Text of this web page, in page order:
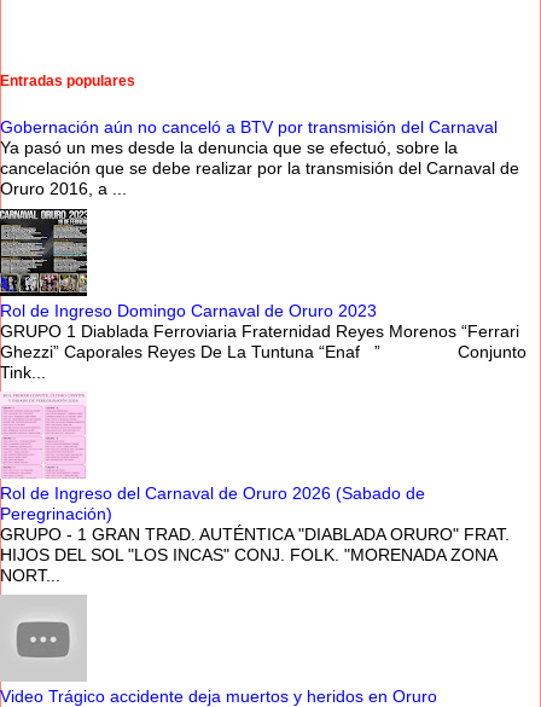
Entradas populares
Gobernación aún no canceló a BTV por transmisión del Carnaval
Ya pasó un mes desde la denuncia que se efectuó, sobre la
cancelación que se debe realizar por la transmisión del Carnaval de
Oruro 2016, a ...
Rol de Ingreso Domingo Carnaval de Oruro 2023
GRUPO 1 Diablada Ferroviaria Fraternidad Reyes Morenos “Ferrari
Ghezzi” Caporales Reyes De La Tuntuna “Enaf ” Conjunto
Tink...
Rol de Ingreso del Carnaval de Oruro 2026 (Sabado de
Peregrinación)
GRUPO - 1 GRAN TRAD. AUTÉNTICA "DIABLADA ORURO" FRAT.
HIJOS DEL SOL "LOS INCAS" CONJ. FOLK. "MORENADA ZONA
NORT...
Video Trágico accidente deja muertos y heridos en Oruro